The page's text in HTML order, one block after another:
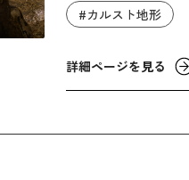
り、白亜紀後期か
河期といった様々
ルスト形成のプロ
トが集中しており
#カルスト地形
詳細ページを見る